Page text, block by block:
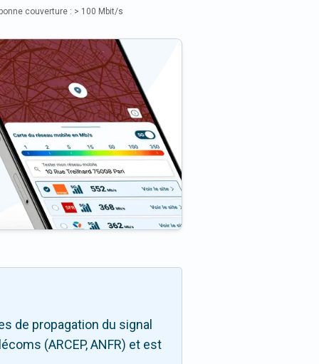
couverture : > 100 Mbit/s
de propagation du signal
(ARCEP, ANFR) et est